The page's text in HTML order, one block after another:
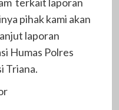
pihak kami akan
laporan
Humas Polres
Triana.